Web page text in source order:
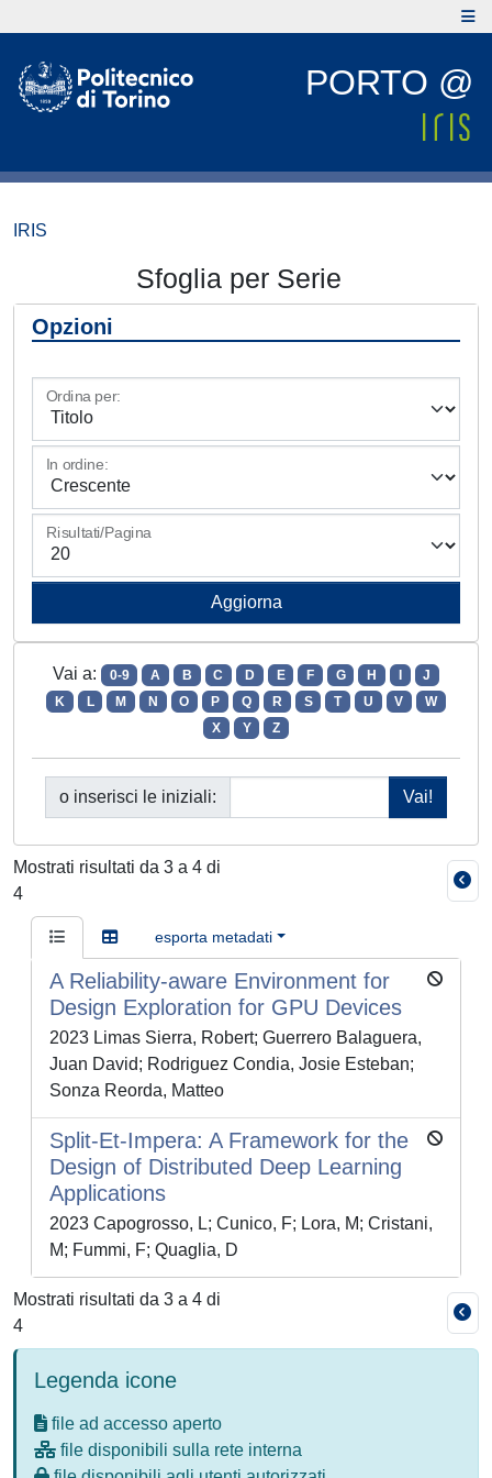
PORTO @
IRIS
Sfoglia per Serie
Opzioni
Ordina per:
In ordine:
Risultati/Pagina
Vai a: 0-9 A B C D E F G H
J
K
L M N O P Q R S T U V
W
X
Y Z
o inserisci le iniziali:
Mostrati risultati da 3 a 4 di
4
esporta metadati
A Reliability-aware Environment for
Design Exploration for GPU Devices
2023 Limas Sierra, Robert; Guerrero Balaguera,
Juan David; Rodriguez Condia, Josie Esteban;
Sonza Reorda, Matteo
Split-Et-Impera: A Framework for the
Design of Distributed Deep Learning
Applications
2023 Capogrosso, L; Cunico, F; Lora, M; Cristani,
M; Fummi, F; Quaglia, D
Mostrati risultati da 3 a 4 di
4
Legenda icone
file ad accesso aperto
file disponibili sulla rete interna